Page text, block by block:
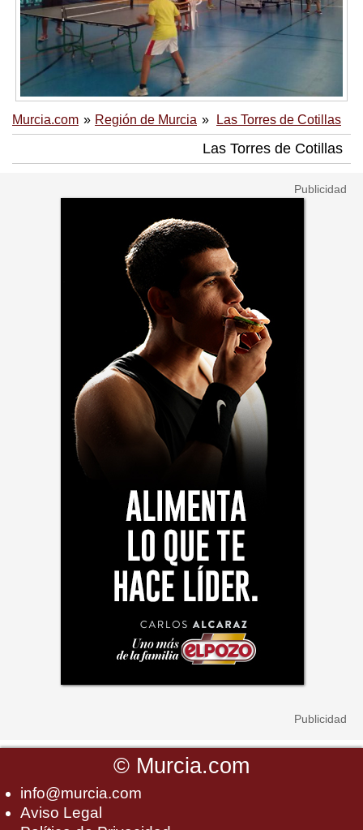
Murcia.com Región de Murcia Las Torres de Cotillas
Las Torres de Cotillas
© Murcia.com
info@murcia.com
Aviso Legal